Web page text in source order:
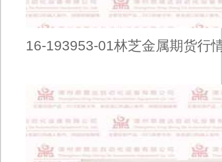
16-193953-01林芝金属期货行